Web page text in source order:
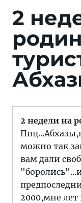
2
2 недели на
можно так
вам дали
2000,мне лет